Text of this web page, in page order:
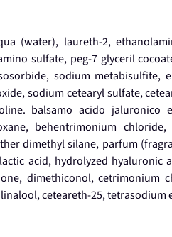
(water), laureth-2,
sulfate, peg-7 glyceril
sodium metabisulfite,
sodium cetearyl sulfate,
balsamo acido
behentrimonium
dimethyl silane, parfum
acid, hydrolyzed
dimethiconol, cetrimonium
ceteareth-25, tetrasodium